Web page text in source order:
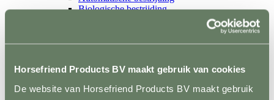
Horsefriend Products BV maakt gebruik van cookies
De website van Horsefriend Products BV maakt gebruik
Biologische bestrijding
Terug
Metalen poorten
Ruiven
Drinkbakken en watervaten